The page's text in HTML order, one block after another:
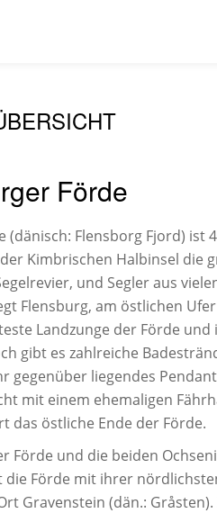
Förde
(dänisch: Flensborg Fjord)
Kimbrischen Halbinsel die
und Segler aus
Flensburg, am östlichen
Landzunge der Förde
gibt es zahlreiche
gegenüber liegendes
mit einem ehemaligen
das östliche Ende der Förde.
Förde und die beiden
die Förde mit ihrer
Gravenstein (dän.: